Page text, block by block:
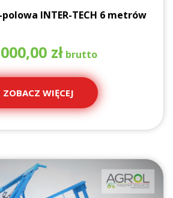
polowa INTER-TECH 6 metrów
zł
ZOBACZ WIĘCEJ